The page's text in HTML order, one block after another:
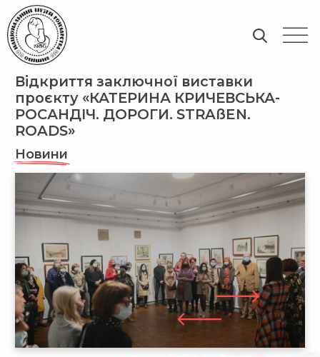
Відкриття заключної виставки
проєкту «КАТЕРИНА КРИЧЕВСЬКА-
РОСАНДІЧ. ДОРОГИ. STRAßEN.
ROADS»
Новини